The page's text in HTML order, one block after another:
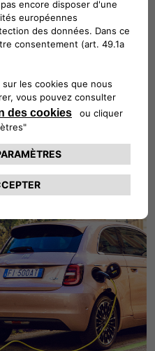
est sûr, rapide et
recharge Free2Move